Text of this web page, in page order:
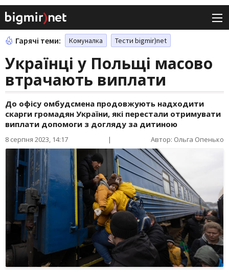
Гарячі теми: Комуналка Тести bigmir)net
Українці у Польщі масово
втрачають виплати
До офісу омбудсмена продовжують надходити
скарги громадян України, які перестали отримувати
виплати допомоги з догляду за дитиною
8 серпня 2023, 14:17 | Автор: Ольга Опенько